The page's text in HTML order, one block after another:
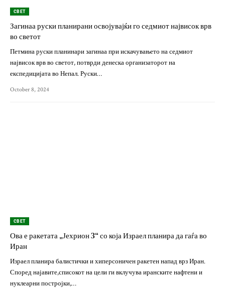
СВЕТ
Загинаа руски планирани освојувајќи го седмиот највисок врв
во светот
Петмина руски планинари загинаа при искачувањето на седмиот
највисок врв во светот, потврди денеска организаторот на
експедицијата во Непал. Руски…
October 8, 2024
СВЕТ
Ова е ракетата „Јехрион 3“ со која Израел планира да гаѓа во
Иран
Израел планира балистички и хиперсоничен ракетен напад врз Иран.
Според најавите,списокот на цели ги вклучува иранските нафтени и
нуклеарни постројки,…